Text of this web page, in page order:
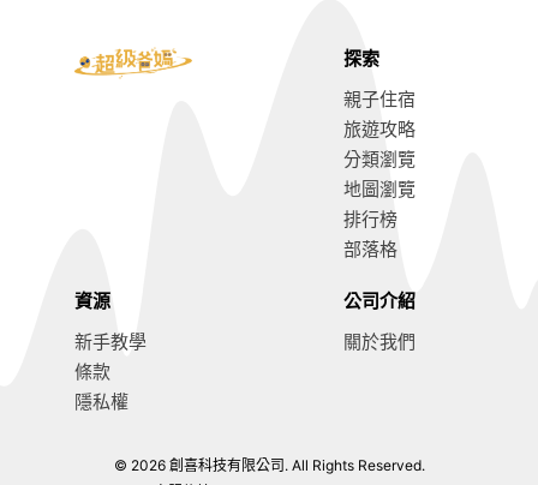
宜蘭親子旅遊攻略
探索
親子住宿
旅遊攻略
分類瀏覽
地圖瀏覽
排行榜
部落格
資源
新手教學
條款
隱私權
公司介紹
關於我們
© 2026 創喜科技有限公司. All Rights Reserved.